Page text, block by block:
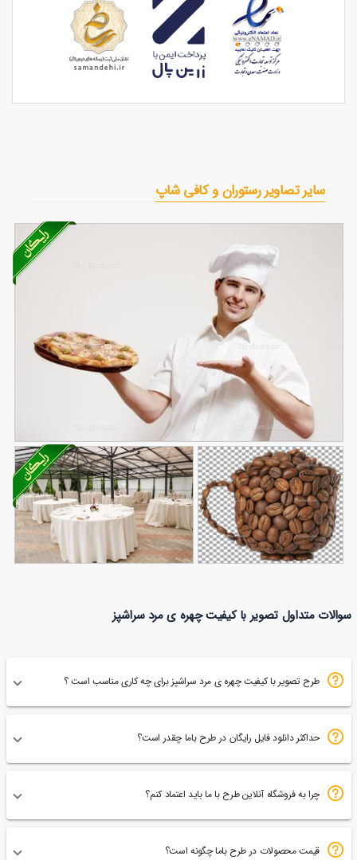
سایر تصاویر رستوران و کافی شاپ
تصویر با کیفیت مرد اشپز با پیتزای خوشمزه
102
فنجان
60
دکوراسیون شیک 19
سوالات متداول تصویر با کیفیت چهره ی مرد سراشپز
طرح تصویر با کیفیت چهره ی مرد سراشپز برای چه کاری مناسب است ؟
حداکثر دانلود فایل رایگان در طرح باما چقدر است؟
چرا به فروشگاه آنلاین طرح با ما باید اعتماد کنم؟
قیمت محصولات در طرح باما چگونه است؟